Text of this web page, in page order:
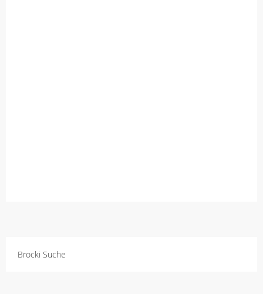
Brocki Suche